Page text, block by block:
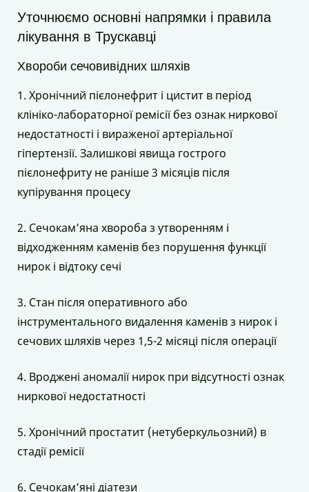
Уточнюємо основні напрямки і правила
лікування в Трускавці
Хвороби сечовивідних шляхів
1. Хронічний пієлонефрит і цистит в період
клініко-лабораторної ремісії без ознак ниркової
недостатності і вираженої артеріальної
гіпертензії. Залишкові явища гострого
пієлонефриту не раніше 3 місяців після
купірування процесу
2. Сечокам’яна хвороба з утворенням і
відходженням каменів без порушення функції
нирок і відтоку сечі
3. Стан після оперативного або
інструментального видалення каменів з нирок і
сечових шляхів через 1,5-2 місяці після операції
4. Вроджені аномалії нирок при відсутності ознак
ниркової недостатності
5. Хронічний простатит (нетуберкульозний) в
стадії ремісії
6. Сечокам’яні діатези